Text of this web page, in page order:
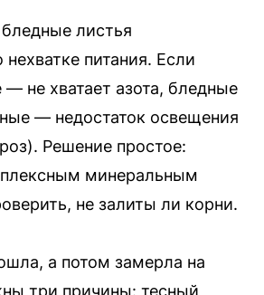
листья
питания. Если
не хватает азота, бледные
— недостаток освещения
Решение простое:
минеральным
не залиты ли корни.
а потом замерла на